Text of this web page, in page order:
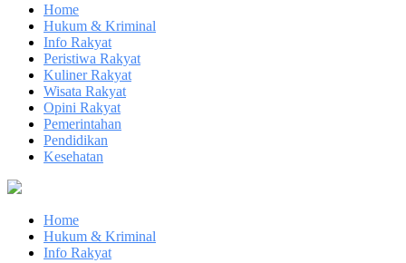
Home
Hukum & Kriminal
Info Rakyat
Peristiwa Rakyat
Kuliner Rakyat
Wisata Rakyat
Opini Rakyat
Pemerintahan
Pendidikan
Kesehatan
Home
Hukum & Kriminal
Info Rakyat